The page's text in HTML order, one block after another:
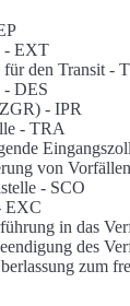
- EXT
den Transit -
- DES
- IPR
- TRA
von
- SCO
EXC
in das
des
zum